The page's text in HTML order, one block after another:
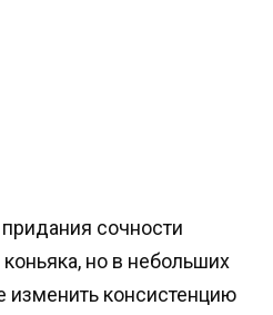
сочности
но в небольших
изменить консистенцию